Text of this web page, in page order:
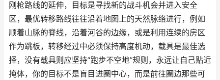
刚枪路线的延伸，目标是寻找新的战斗机会并进入安全
区，最优转移路线往往沿着地图上的天然脉络进行，例如
顺着山脉的脊线，沿着河谷的边缘，或是利用连续的房区
作为跳板，转移经过中必须保持高度机动，载具是最佳选
择，没有载具则应坚持“跑步不空地”规则，永远让自己贴近
掩体，你的目标不是盲目进圈中心，而是前往圈边那些可